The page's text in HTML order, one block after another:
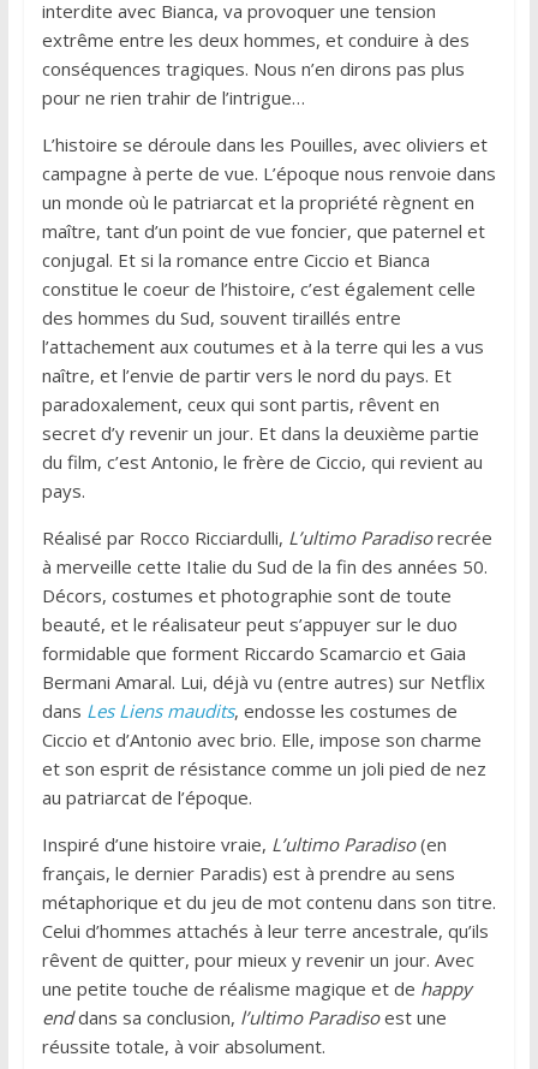
interdite avec Bianca, va provoquer une tension
extrême entre les deux hommes, et conduire à des
conséquences tragiques. Nous n’en dirons pas plus
pour ne rien trahir de l’intrigue…
L’histoire se déroule dans les Pouilles, avec oliviers et
campagne à perte de vue. L’époque nous renvoie dans
un monde où le patriarcat et la propriété règnent en
maître, tant d’un point de vue foncier, que paternel et
conjugal. Et si la romance entre Ciccio et Bianca
constitue le coeur de l’histoire, c’est également celle
des hommes du Sud, souvent tiraillés entre
l’attachement aux coutumes et à la terre qui les a vus
naître, et l’envie de partir vers le nord du pays. Et
paradoxalement, ceux qui sont partis, rêvent en
secret d’y revenir un jour. Et dans la deuxième partie
du film, c’est Antonio, le frère de Ciccio, qui revient au
pays.
Réalisé par Rocco Ricciardulli, L’ultimo Paradisorecrée
à merveille cette Italie du Sud de la fin des années 50.
Décors, costumes et photographie sont de toute
beauté, et le réalisateur peut s’appuyer sur le duo
formidable que forment Riccardo Scamarcio et Gaia
Bermani Amaral. Lui, déjà vu (entre autres) sur Netflix
dans Les Liens maudits, endosse les costumes de
Ciccio et d’Antonio avec brio. Elle, impose son charme
et son esprit de résistance comme un joli pied de nez
au patriarcat de l’époque.
Inspiré d’une histoire vraie, L’ultimo Paradiso(en
français, le dernier Paradis) est à prendre au sens
métaphorique et du jeu de mot contenu dans son titre.
Celui d’hommes attachés à leur terre ancestrale, qu’ils
rêvent de quitter, pour mieux y revenir un jour. Avec
une petite touche de réalisme magique et de happy
enddans sa conclusion, l’ultimo Paradisoest une
réussite totale, à voir absolument.